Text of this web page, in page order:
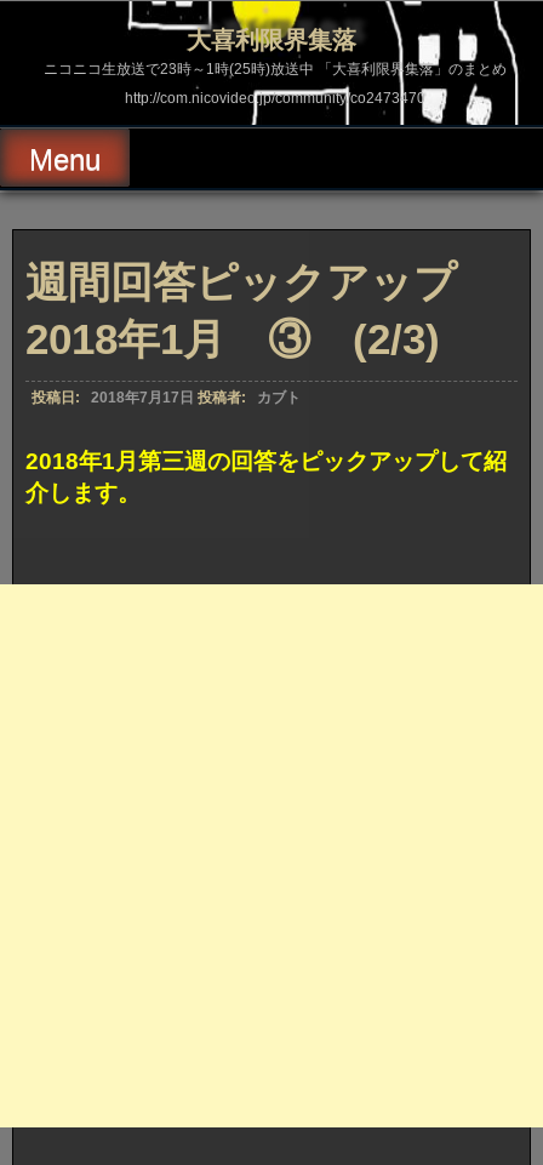
ス
ッ
プ
大喜利限界集落
ニコニコ生放送で23時～1時(25時)放送中 「大喜利限界集落」のまとめ
http://com.nicovideo.jp/community/co2473470
Menu
週間回答ピックアップ
2018年1月 ③ (2/3)
投稿日: 2018年7月17日 投稿者: カブト
2018年1月第三週の回答をピックアップして紹
介します。